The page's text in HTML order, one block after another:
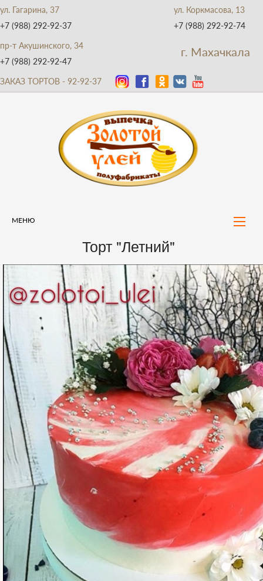
ул. Гагарина, 37
+7 (988) 292-92-37
ул. Коркмасова, 13
+7 (988) 292-92-74
пр-т Акушинского, 34
+7 (988) 292-92-47
г. Махачкала
ЗАКАЗ ТОРТОВ - 92-92-37
МЕНЮ
Торт "Летний"